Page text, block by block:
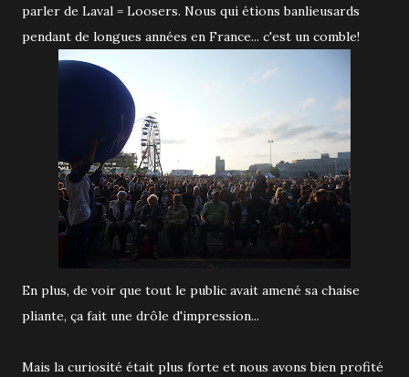
parler de Laval = Loosers. Nous qui étions banlieusards
pendant de longues années en France... c'est un comble!
En plus, de voir que tout le public avait amené sa chaise
pliante, ça fait une drôle d'impression...
Mais la curiosité était plus forte et nous avons bien profité